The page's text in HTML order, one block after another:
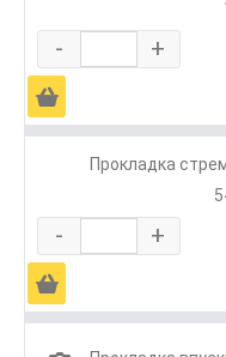
- +
Ä
Прокладка
- +
Ä